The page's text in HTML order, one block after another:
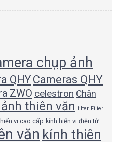
chụp ảnh
QHY Cameras QHY
ZWO celestron Chân
thiên văn filter Filter
vi cao cấp kính hiển vi điện tử
văn kính thiên